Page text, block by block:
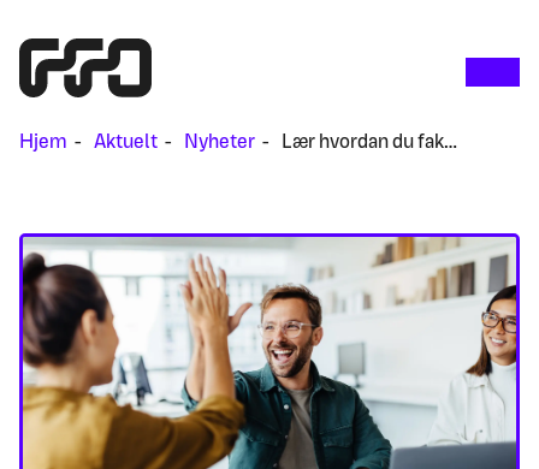
Hjem Aktuelt Nyheter Lær hvordan du faktisk kan påvirke beslutninger!